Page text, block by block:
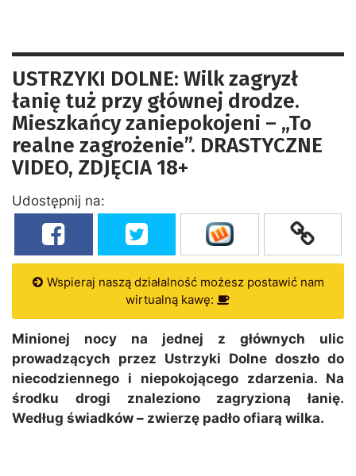
USTRZYKI DOLNE: Wilk zagryzł
łanię tuż przy głównej drodze.
Mieszkańcy zaniepokojeni – „To
realne zagrożenie”. DRASTYCZNE
VIDEO, ZDJĘCIA 18+
Udostępnij na:
Wspieraj naszą działalność możesz postawić nam
wirtualną kawę:
Minionej nocy na jednej z głównych ulic
prowadzących przez Ustrzyki Dolne doszło do
niecodziennego i niepokojącego zdarzenia. Na
środku drogi znaleziono zagryzioną łanię.
Według świadków – zwierzę padło ofiarą wilka.